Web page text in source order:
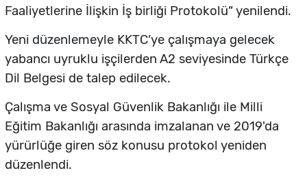
Faaliyetlerine İlişkin İş birliği Protokolü” yenilendi.
Yeni düzenlemeyle KKTC’ye çalışmaya gelecek
yabancı uyruklu işçilerden A2 seviyesinde Türkçe
Dil Belgesi de talep edilecek.
Çalışma ve Sosyal Güvenlik Bakanlığı ile Milli
Eğitim Bakanlığı arasında imzalanan ve 2019'da
yürürlüğe giren söz konusu protokol yeniden
düzenlendi.